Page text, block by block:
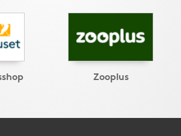
Zooplus